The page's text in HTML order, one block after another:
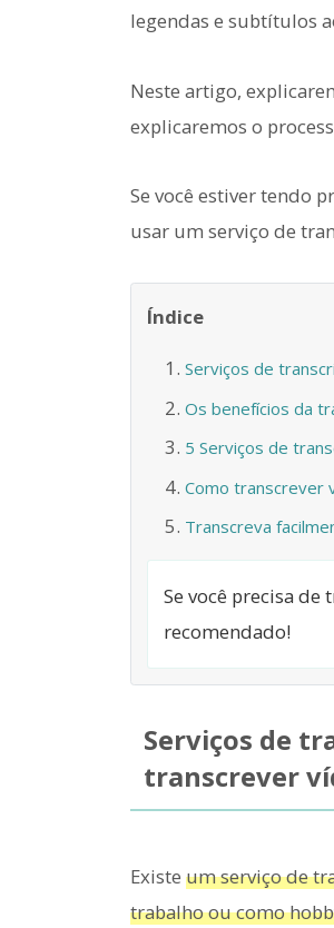
legendas e subtítulos
Neste artigo,
explicaremos o
Se você estiver tendo
usar um serviço de
Índice
Serviços de
Os benefícios da
5 Serviços de
Como transcrever
Transcreva
Se você precisa
recomendado!
Serviços de
transcrever
Existe um serviço de
trabalho ou como